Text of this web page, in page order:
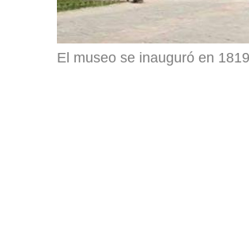
El museo se inauguró en